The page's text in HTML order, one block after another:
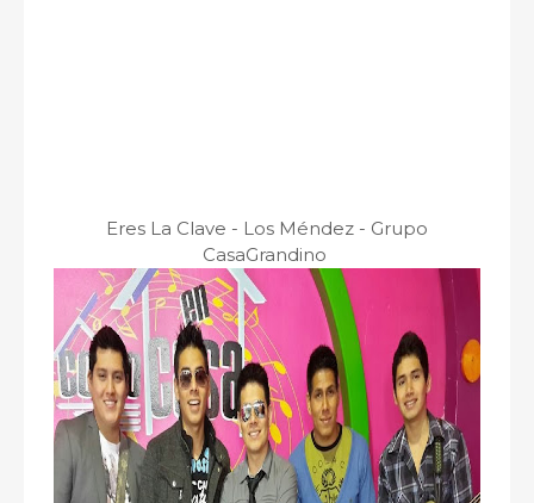
Eres La Clave - Los Méndez - Grupo
CasaGrandino